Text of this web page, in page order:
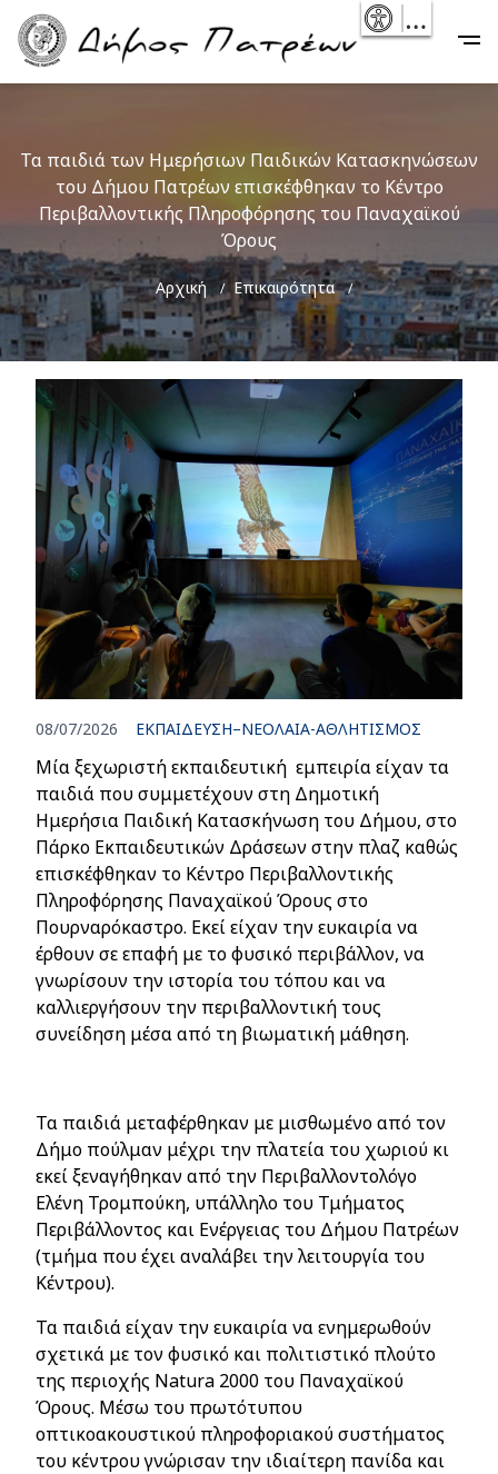
Skip
main
Main
navigation
Τα παιδιά των Ημερήσιων Παιδικών Κατασκηνώσεων
του Δήμου Πατρέων επισκέφθηκαν το Κέντρο
Περιβαλλοντικής Πληροφόρησης του Παναχαϊκού
Όρους
Breadcrumb
Αρχική Επικαιρότητα
08/07/2026 ΕΚΠΑΙΔΕΥΣΗ–ΝΕΟΛΑΙΑ-ΑΘΛΗΤΙΣΜΟΣ
Μία ξεχωριστή εκπαιδευτική εμπειρία είχαν τα
παιδιά που συμμετέχουν στη Δημοτική
Ημερήσια Παιδική Κατασκήνωση του Δήμου, στο
Πάρκο Εκπαιδευτικών Δράσεων στην πλαζ καθώς
επισκέφθηκαν το Κέντρο Περιβαλλοντικής
Πληροφόρησης Παναχαϊκού Όρους στο
Πουρναρόκαστρο. Εκεί είχαν την ευκαιρία να
έρθουν σε επαφή με το φυσικό περιβάλλον, να
γνωρίσουν την ιστορία του τόπου και να
καλλιεργήσουν την περιβαλλοντική τους
συνείδηση μέσα από τη βιωματική μάθηση.
Τα παιδιά μεταφέρθηκαν με μισθωμένο από τον
Δήμο πούλμαν μέχρι την πλατεία του χωριού κι
εκεί ξεναγήθηκαν από την Περιβαλλοντολόγο
Ελένη Τρομπούκη, υπάλληλο του Τμήματος
Περιβάλλοντος και Ενέργειας του Δήμου Πατρέων
(τμήμα που έχει αναλάβει την λειτουργία του
Κέντρου).
Τα παιδιά είχαν την ευκαιρία να ενημερωθούν
σχετικά με τον φυσικό και πολιτιστικό πλούτο
της περιοχής Natura 2000 του Παναχαϊκού
Όρους. Μέσω του πρωτότυπου
οπτικοακουστικού πληροφοριακού συστήματος
του κέντρου γνώρισαν την ιδιαίτερη πανίδα και